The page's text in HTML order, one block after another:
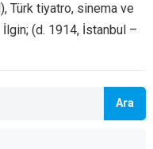
Türk tiyatro, sinema ve
(d. 1914, İstanbul –
Ara